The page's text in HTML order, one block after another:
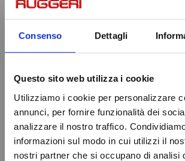
Consenso Dettagli
Questo sito web utilizza i cookie
Utilizziamo i cookie per personalizzare
annunci, per fornire funzionalità dei
analizzare il nostro traffico.
informazioni sul modo in cui utilizzi il
nostri partner che si occupano di analisi
CHIUSURA PER
Saremo chiusi per ferie dal
30/08/26.
Gli ordini ricevuti fino al 03/08/
evasi prima della chiusura, per
a settembre.